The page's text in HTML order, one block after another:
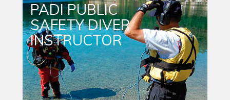
PADI PUBLIC
SAFETY DIVER
INSTRUCTOR